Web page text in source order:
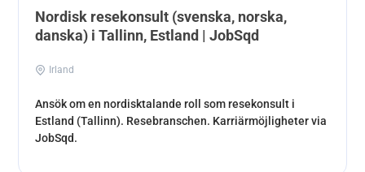
Nordisk resekonsult (svenska, norska,
danska) i Tallinn, Estland | JobSqd
Irland
Ansök om en nordisktalande roll som resekonsult i
Estland (Tallinn). Resebranschen. Karriärmöjligheter via
JobSqd.